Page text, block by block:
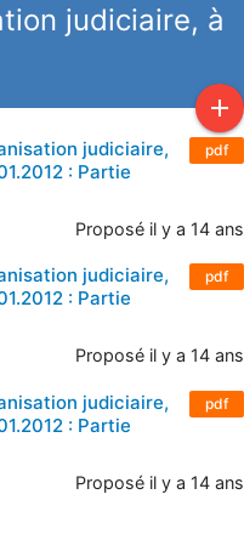
judiciaire, à
add
pdf
judiciaire,
: Partie
Proposé il y a 14 ans
pdf
judiciaire,
: Partie
Proposé il y a 14 ans
pdf
judiciaire,
: Partie
Proposé il y a 14 ans